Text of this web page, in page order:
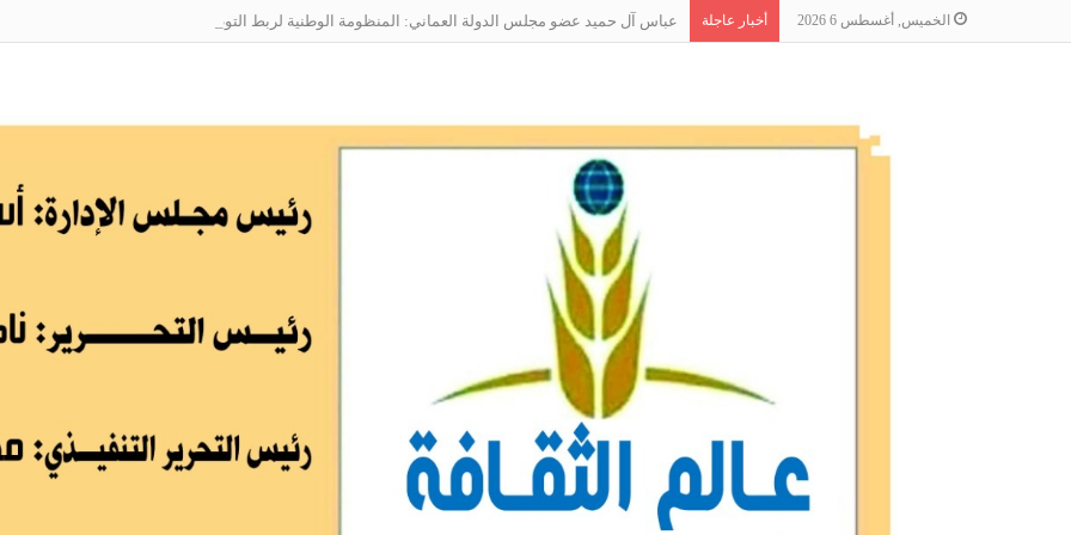
الخميس, أغسطس 6 2026 أخبار عاجلة عباس آل حميد عضو مجلس الدولة العماني: المنظومة الوطنية لربط التوظيف بالمهارات تعالج البطالة من